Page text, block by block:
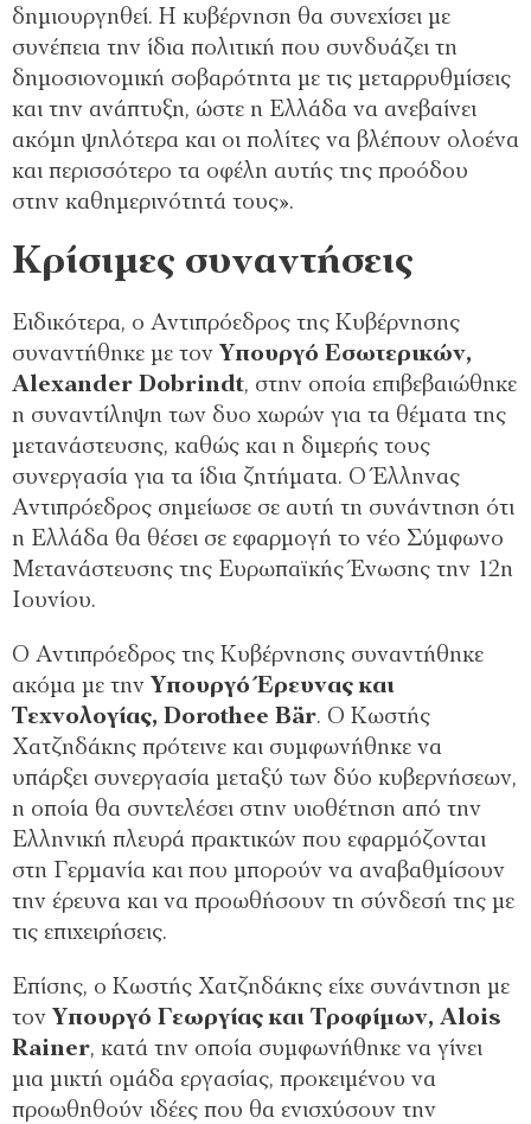
δημιουργηθεί. Η κυβέρνηση θα συνεχίσει με
συνέπεια την ίδια πολιτική που συνδυάζει τη
δημοσιονομική σοβαρότητα με τις μεταρρυθμίσεις
και την ανάπτυξη, ώστε η Ελλάδα να ανεβαίνει
ακόμη ψηλότερα και οι πολίτες να βλέπουν ολοένα
και περισσότερο τα οφέλη αυτής της προόδου
στην καθημερινότητά τους».
Κρίσιμες συναντήσεις
Ειδικότερα, ο Αντιπρόεδρος της Κυβέρνησης
συναντήθηκε με τον Υπουργό Εσωτερικών,
Alexander Dobrindt, στην οποία επιβεβαιώθηκε
η συναντίληψη των δυο χωρών για τα θέματα της
μετανάστευσης, καθώς και η διμερής τους
συνεργασία για τα ίδια ζητήματα. Ο Έλληνας
Αντιπρόεδρος σημείωσε σε αυτή τη συνάντηση ότι
η Ελλάδα θα θέσει σε εφαρμογή το νέο Σύμφωνο
Μετανάστευσης της Ευρωπαϊκής Ένωσης την 12η
Ιουνίου.
Ο Αντιπρόεδρος της Κυβέρνησης συναντήθηκε
ακόμα με την Υπουργό Έρευνας και
Τεχνολογίας, Dorothee Bär. Ο Κωστής
Χατζηδάκης πρότεινε και συμφωνήθηκε να
υπάρξει συνεργασία μεταξύ των δύο κυβερνήσεων,
η οποία θα συντελέσει στην υιοθέτηση από την
Ελληνική πλευρά πρακτικών που εφαρμόζονται
στη Γερμανία και που μπορούν να αναβαθμίσουν
την έρευνα και να προωθήσουν τη σύνδεσή της με
τις επιχειρήσεις.
Επίσης, ο Κωστής Χατζηδάκης είχε συνάντηση με
τον Υπουργό Γεωργίας και Τροφίμων, Alois
Rainer, κατά την οποία συμφωνήθηκε να γίνει
μια μικτή ομάδα εργασίας, προκειμένου να
προωθηθούν ιδέες που θα ενισχύσουν την